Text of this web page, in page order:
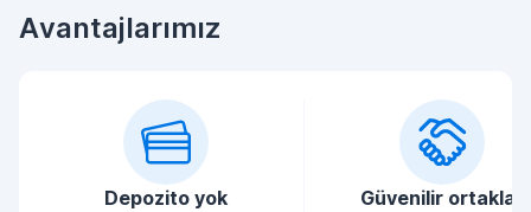
Avantajlarımız
Depozito yok Güvenilir ortaklar